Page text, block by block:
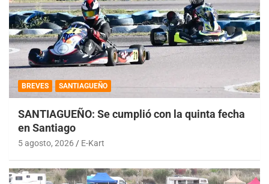
BREVES SANTIAGUEÑO
SANTIAGUEÑO: Se cumplió con la quinta fecha
en Santiago
5 agosto, 2026 E-Kart